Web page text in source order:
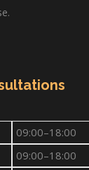
09:00–18:00
09:00–18:00